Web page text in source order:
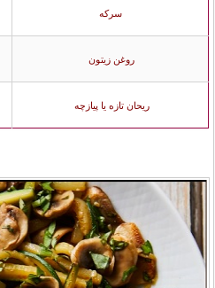
سرکه
روغن زیتون
ریحان تازه یا پیازچه